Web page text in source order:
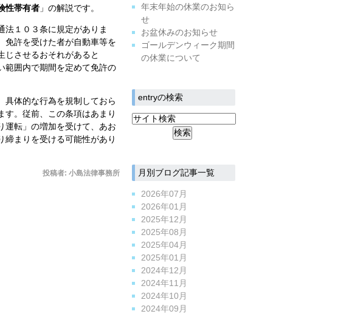
性帯有者 」の解説です。
法１０３条に規定がありま
免許を受けた者が自動車等を
じさせるおそれがあると
範囲内で期間を定めて免許の
具体的な行為を規制しておら
す。従前、この条項はあまり
運転」の増加を受けて、あお
締まりを受ける可能性があり
投稿者: 小島法律事務所
年末年始の休業のお知ら
せ
お盆休みのお知らせ
ゴールデンウィーク期間
の休業について
entryの検索
月別ブログ記事一覧
2026年07月
2026年01月
2025年12月
2025年08月
2025年04月
2025年01月
2024年12月
2024年11月
2024年10月
2024年09月